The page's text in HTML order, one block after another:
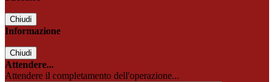
Chiudi
Informazione
Chiudi
Attendere...
Attendere il completamento dell'operazione...